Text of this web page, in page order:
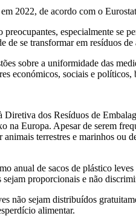
2022, de acordo com o
especialmente se
se transformar em resíduos
sobre a uniformidade das
económicos, sociais e
dos Resíduos de
Europa. Apesar de serem
terrestres e marinhos ou
anual de sacos de plástico
sejam proporcionais e não
não sejam distribuídos
alimentar.